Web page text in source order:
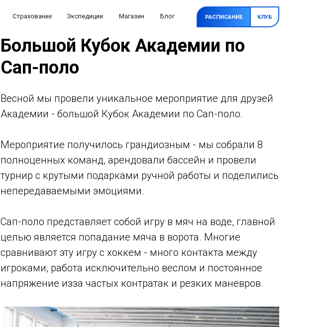
Страхование Магазин
Экспедиции Блог РАСПИСАНИЕ КЛУБ
Большой Кубок Академии по
Сап-поло
Весной мы провели уникальное мероприятие для друзей
Академии - большой Кубок Академии по Сап-поло.
Мероприятие получилось грандиозным - мы собрали 8
полноценных команд, арендовали бассейн и провели
турнир с крутыми подарками ручной работы и поделились
непередаваемыми эмоциями.
Сап-поло представляет собой игру в мяч на воде, главной
целью является попадание мяча в ворота. Многие
сравнивают эту игру с хоккем - много контакта между
игроками, работа исключительно веслом и постоянное
напряжение изза частых контратак и резких маневров.